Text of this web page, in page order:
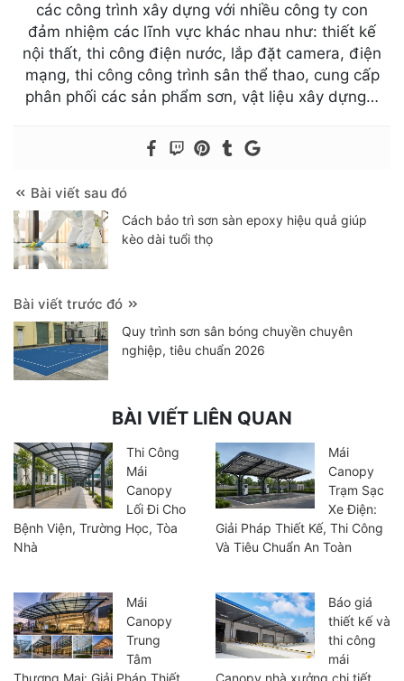
các công trình xây dựng với nhiều công ty con
đảm nhiệm các lĩnh vực khác nhau như: thiết kế
nội thất, thi công điện nước, lắp đặt camera, điện
mạng, thi công công trình sân thể thao, cung cấp
phân phối các sản phẩm sơn, vật liệu xây dựng…
Bài viết sau đó
Cách bảo trì sơn sàn epoxy hiệu quả giúp
kèo dài tuổi thọ
Bài viết trước đó
Quy trình sơn sân bóng chuyền chuyên
nghiệp, tiêu chuẩn 2026
BÀI VIẾT LIÊN QUAN
Thi Công
Mái
Canopy
Lối Đi Cho
Bệnh Viện, Trường Học, Tòa
Nhà
Mái
Canopy
Trạm Sạc
Xe Điện:
Giải Pháp Thiết Kế, Thi Công
Và Tiêu Chuẩn An Toàn
Mái
Canopy
Trung
Tâm
Thương Mại: Giải Pháp Thiết
Báo giá
thiết kế và
thi công
mái
Canopy nhà xưởng chi tiết